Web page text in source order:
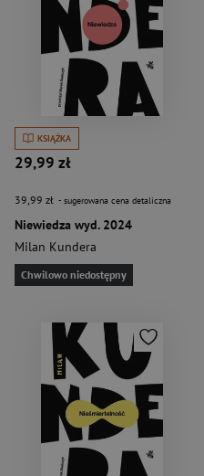
KSIĄŻKA
29,99 zł
39,99 zł - sugerowana cena detaliczna
Niewiedza wyd. 2024
Milan Kundera
Chwilowo niedostępny